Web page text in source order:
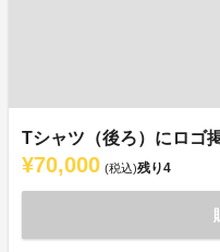
Tシャツ（後ろ）にロゴ
¥70,000 (税込)残り4